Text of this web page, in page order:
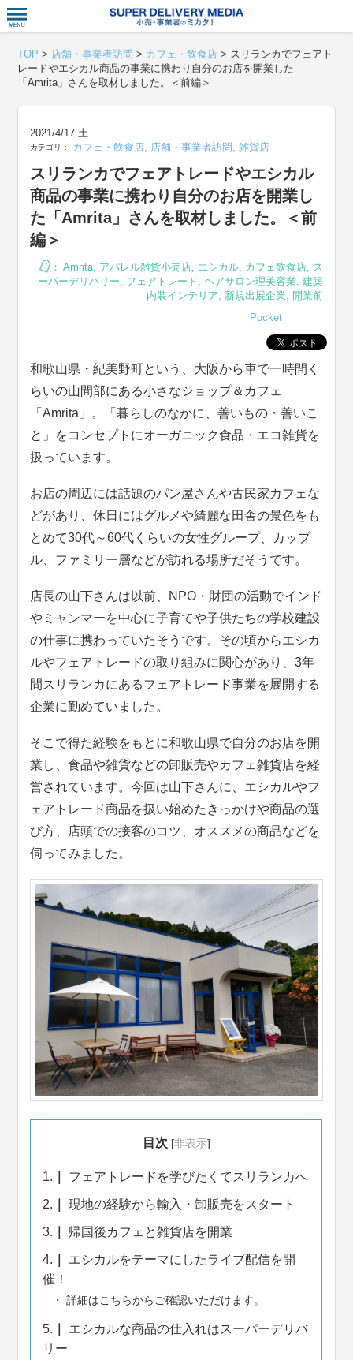
TOP > 店舗・事業者訪問 > カフェ・飲食店 > スリランカでフェアト
レードやエシカル商品の事業に携わり自分のお店を開業した
「Amrita」さんを取材しました。＜前編＞
2021/4/17 土
カテゴリ： カフェ・飲食店, 店舗・事業者訪問 ,雑貨店
スリランカでフェアトレードやエシカル
商品の事業に携わり自分のお店を開業し
た「Amrita」さんを取材しました。＜前
編＞
： Amrita, アパレル雑貨小売店, エシカル, カフェ飲食店, ス
ーパーデリバリー, フェアトレード, ヘアサロン理美容業, 建築
内装インテリア, 新規出展企業, 開業前
Pocket
和歌山県・紀美野町という、大阪から車で一時間く
らいの山間部にある小さなショップ＆カフェ
「Amrita」。「暮らしのなかに、善いもの・善いこ
と」をコンセプトにオーガニック食品・エコ雑貨を
扱っています。
お店の周辺には話題のパン屋さんや古民家カフェな
どがあり、休日にはグルメや綺麗な田舎の景色をも
とめて30代～60代くらいの女性グループ、カップ
ル、ファミリー層などが訪れる場所だそうです。
店長の山下さんは以前、NPO・財団の活動でインド
やミャンマーを中心に子育てや子供たちの学校建設
の仕事に携わっていたそうです。その頃からエシカ
ルやフェアトレードの取り組みに関心があり、3年
間スリランカにあるフェアトレード事業を展開する
企業に勤めていました。
そこで得た経験をもとに和歌山県で自分のお店を開
業し、食品や雑貨などの卸販売やカフェ雑貨店を経
営されています。今回は山下さんに、エシカルやフ
ェアトレード商品を扱い始めたきっかけや商品の選
び方、店頭での接客のコツ、オススメの商品などを
伺ってみました。
目次 [非表示]
1. フェアトレードを学びたくてスリランカへ
2. 現地の経験から輸入・卸販売をスタート
3. 帰国後カフェと雑貨店を開業
4.
エシカルをテーマにしたライブ配信を開
催！
詳細はこちらからご確認いただけます。
5.
エシカルな商品の仕入れはスーパーデリバ
リー